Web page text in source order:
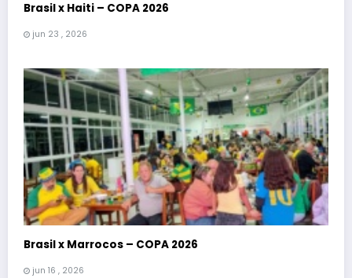
Brasil x Haiti – COPA 2026
jun 23 , 2026
Brasil x Marrocos – COPA 2026
jun 16 , 2026